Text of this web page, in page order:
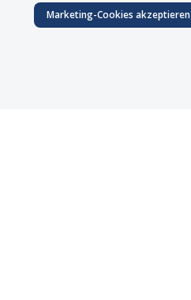
Marketing-Cookies akzeptieren